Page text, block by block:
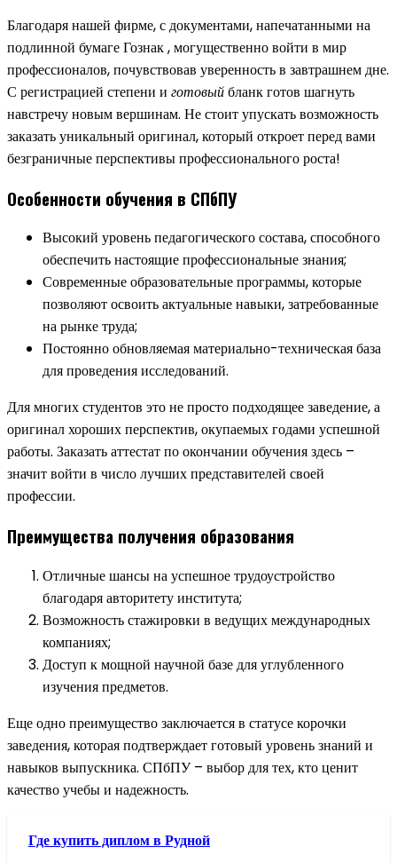
Благодаря нашей фирме, с документами, напечатанными на
подлинной бумаге Гознак , могущественно войти в мир
профессионалов, почувствовав уверенность в завтрашнем дне.
С регистрацией степени и готовыйбланк готов шагнуть
навстречу новым вершинам. Не стоит упускать возможность
заказать уникальный оригинал, который откроет перед вами
безграничные перспективы профессионального роста!
Особенности обучения в СПбПУ
Высокий уровень педагогического состава, способного
обеспечить настоящие профессиональные знания;
Современные образовательные программы, которые
позволяют освоить актуальные навыки, затребованные
на рынке труда;
Постоянно обновляемая материально-техническая база
для проведения исследований.
Для многих студентов это не просто подходящее заведение, а
оригинал хороших перспектив, окупаемых годами успешной
работы. Заказать аттестат по окончании обучения здесь –
значит войти в число лучших представителей своей
профессии.
Преимущества получения образования
Отличные шансы на успешное трудоустройство
благодаря авторитету института;
Возможность стажировки в ведущих международных
компаниях;
Доступ к мощной научной базе для углубленного
изучения предметов.
Еще одно преимущество заключается в статусе корочки
заведения, которая подтверждает готовый уровень знаний и
навыков выпускника. СПбПУ – выбор для тех, кто ценит
качество учебы и надежность.
Где купить диплом в Рудной